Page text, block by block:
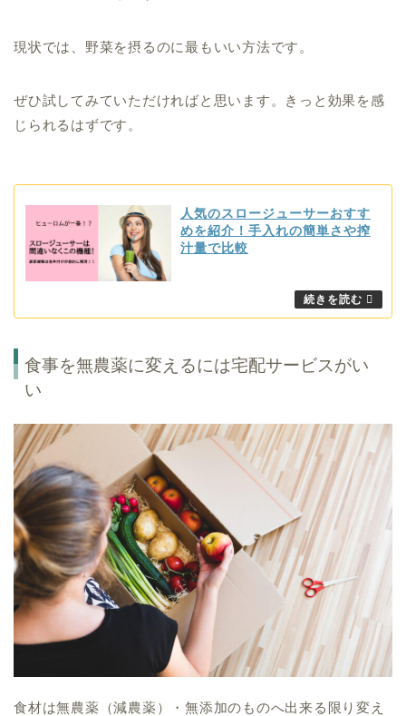
現状では、野菜を摂るのに最もいい方法です。
ぜひ試してみていただければと思います。きっと効果を感
じられるはずです。
人気のスロージューサーおすす
めを紹介！手入れの簡単さや搾
汁量で比較
食事を無農薬に変えるには宅配サービスがい
い
食材は無農薬（減農薬）・無添加のものへ出来る限り変え